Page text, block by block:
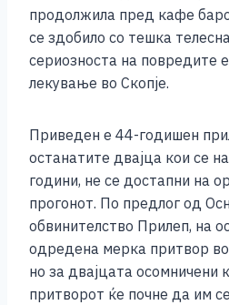
продолжила пред кафе
се здобило со тешка
сериозноста на повредите
лекување во Скопје.
Приведен е 44-годишен
останатите двајца кои се
години, не се достапни на
прогонот. По предлог од
обвинителство Прилеп, на
одредена мерка притвор
но за двајцата осомничени
притворот ќе почне да им